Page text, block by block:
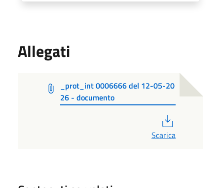
Allegati
_prot_int 0006666 del 12-05-20
26 - documento
Scarica